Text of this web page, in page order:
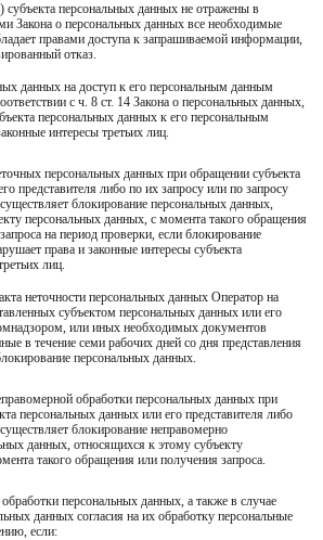
субъекта персональных данных не отражены в
Закона о персональных данных все необходимые
правами доступа к запрашиваемой информации,
отказ.
данных на доступ к его персональным данным
с ч. 8 ст. 14 Закона о персональных данных,
персональных данных к его персональным
интересы третьих лиц.
персональных данных при обращении субъекта
представителя либо по их запросу или по запросу
блокирование персональных данных,
персональных данных, с момента такого обращения
на период проверки, если блокирование
права и законные интересы субъекта
лиц.
неточности персональных данных Оператор на
субъектом персональных данных или его
или иных необходимых документов
в течение семи рабочих дней со дня представления
персональных данных.
обработки персональных данных при
персональных данных или его представителя либо
блокирование неправомерно
данных, относящихся к этому субъекту
такого обращения или получения запроса.
персональных данных, а также в случае
данных согласия на их обработку персональные
если: